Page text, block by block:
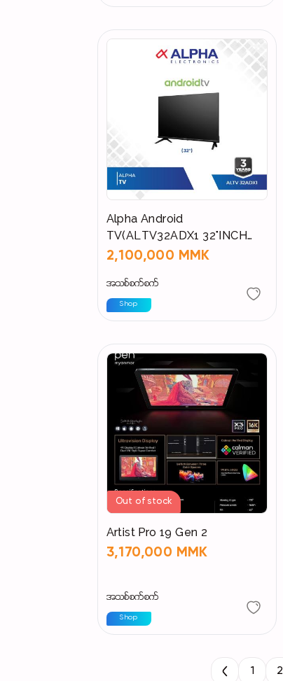
Alpha Android
TV(ALTV32ADX1 32"INCH
ANDROID )
2,100,000 MMK
အသစ်စက်စက်
Shop
Out of stock
Artist Pro 19 Gen 2
3,170,000 MMK
အသစ်စက်စက်
Shop
1 2